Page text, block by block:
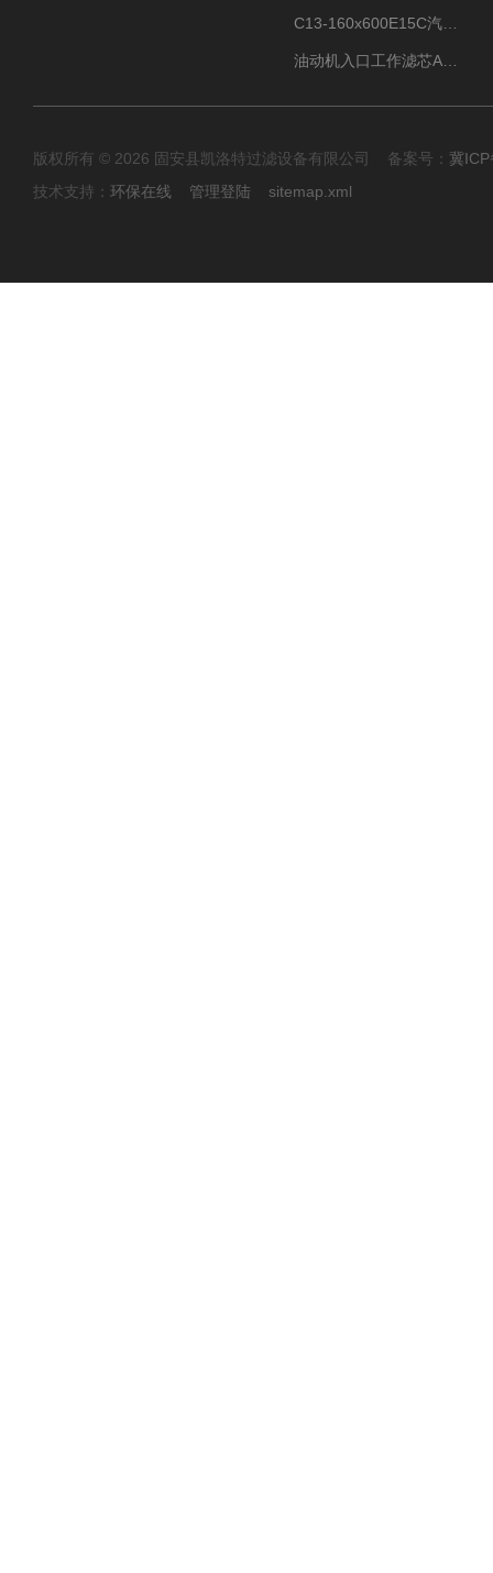
版权所有 © 2026 固安县凯洛特过滤设备有限公司 备案号： 冀
技术支持： 环保在线 管理登陆 sitemap.xml